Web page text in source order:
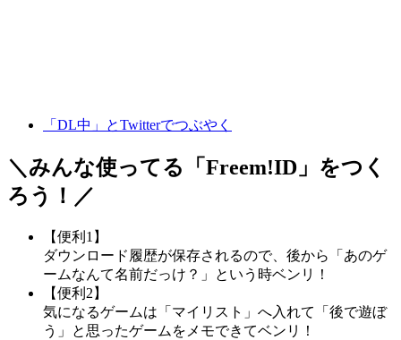
「DL中」とTwitterでつぶやく
＼みんな使ってる「 Freem!ID 」をつく
ろう！／
【便利1】
ダウンロード履歴が保存されるので、後から「あのゲ
ームなんて名前だっけ？」という時ベンリ！
【便利2】
気になるゲームは「マイリスト」へ入れて「後で遊ぼ
う」と思ったゲームをメモできてベンリ！